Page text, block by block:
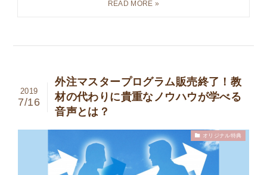
外注マスタープログラム販売終了！教
材の代わりに貴重なノウハウが学べる
音声とは？
2019
7/16
オリジナル特典